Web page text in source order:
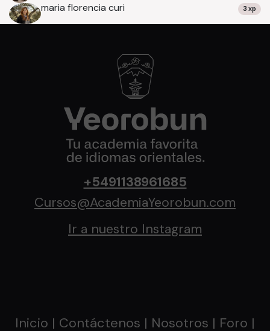
maria florencia curi 3 xp
+5491138961685
Cursos@AcademiaYeorobun.com
Ir a nuestro Instagram
Inicio | Contáctenos | Nosotros | Foro |